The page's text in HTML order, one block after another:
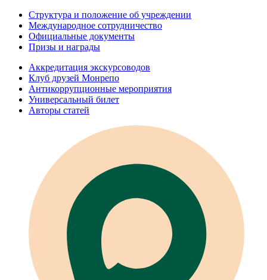
Структура и положение об учреждении
Международное сотрудничество
Официальные документы
Призы и награды
Аккредитация экскурсоводов
Клуб друзей Монрепо
Антикоррупционные мероприятия
Универсальный билет
Авторы статей